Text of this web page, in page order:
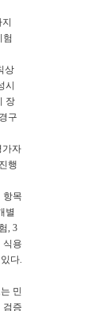
험
상
시
장
구
가자
행
항목
별
, 3
식용
다.
민
검증